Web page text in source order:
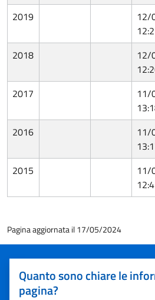
2019
12/
2018
12/
2017
11/
2016
11/
2015
11/
Pagina aggiornata il 17/05/2024
Quanto sono chiare le
pagina?